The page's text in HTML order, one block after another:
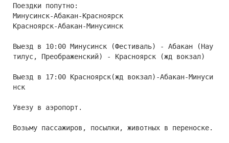
Поездки попутно:
Минусинск-Абакан-Красноярск
Красноярск-Абакан-Минусинск
Выезд в 10:00 Минусинск (Фестиваль) - Абакан (Нау
тилус, Преображенский) - Красноярск (жд вокзал)
Выезд в 17:00 Красноярск(жд вокзал)-Абакан-Минуси
нск
Увезу в аэропорт.
Возьму пассажиров, посылки, животных в переноске.